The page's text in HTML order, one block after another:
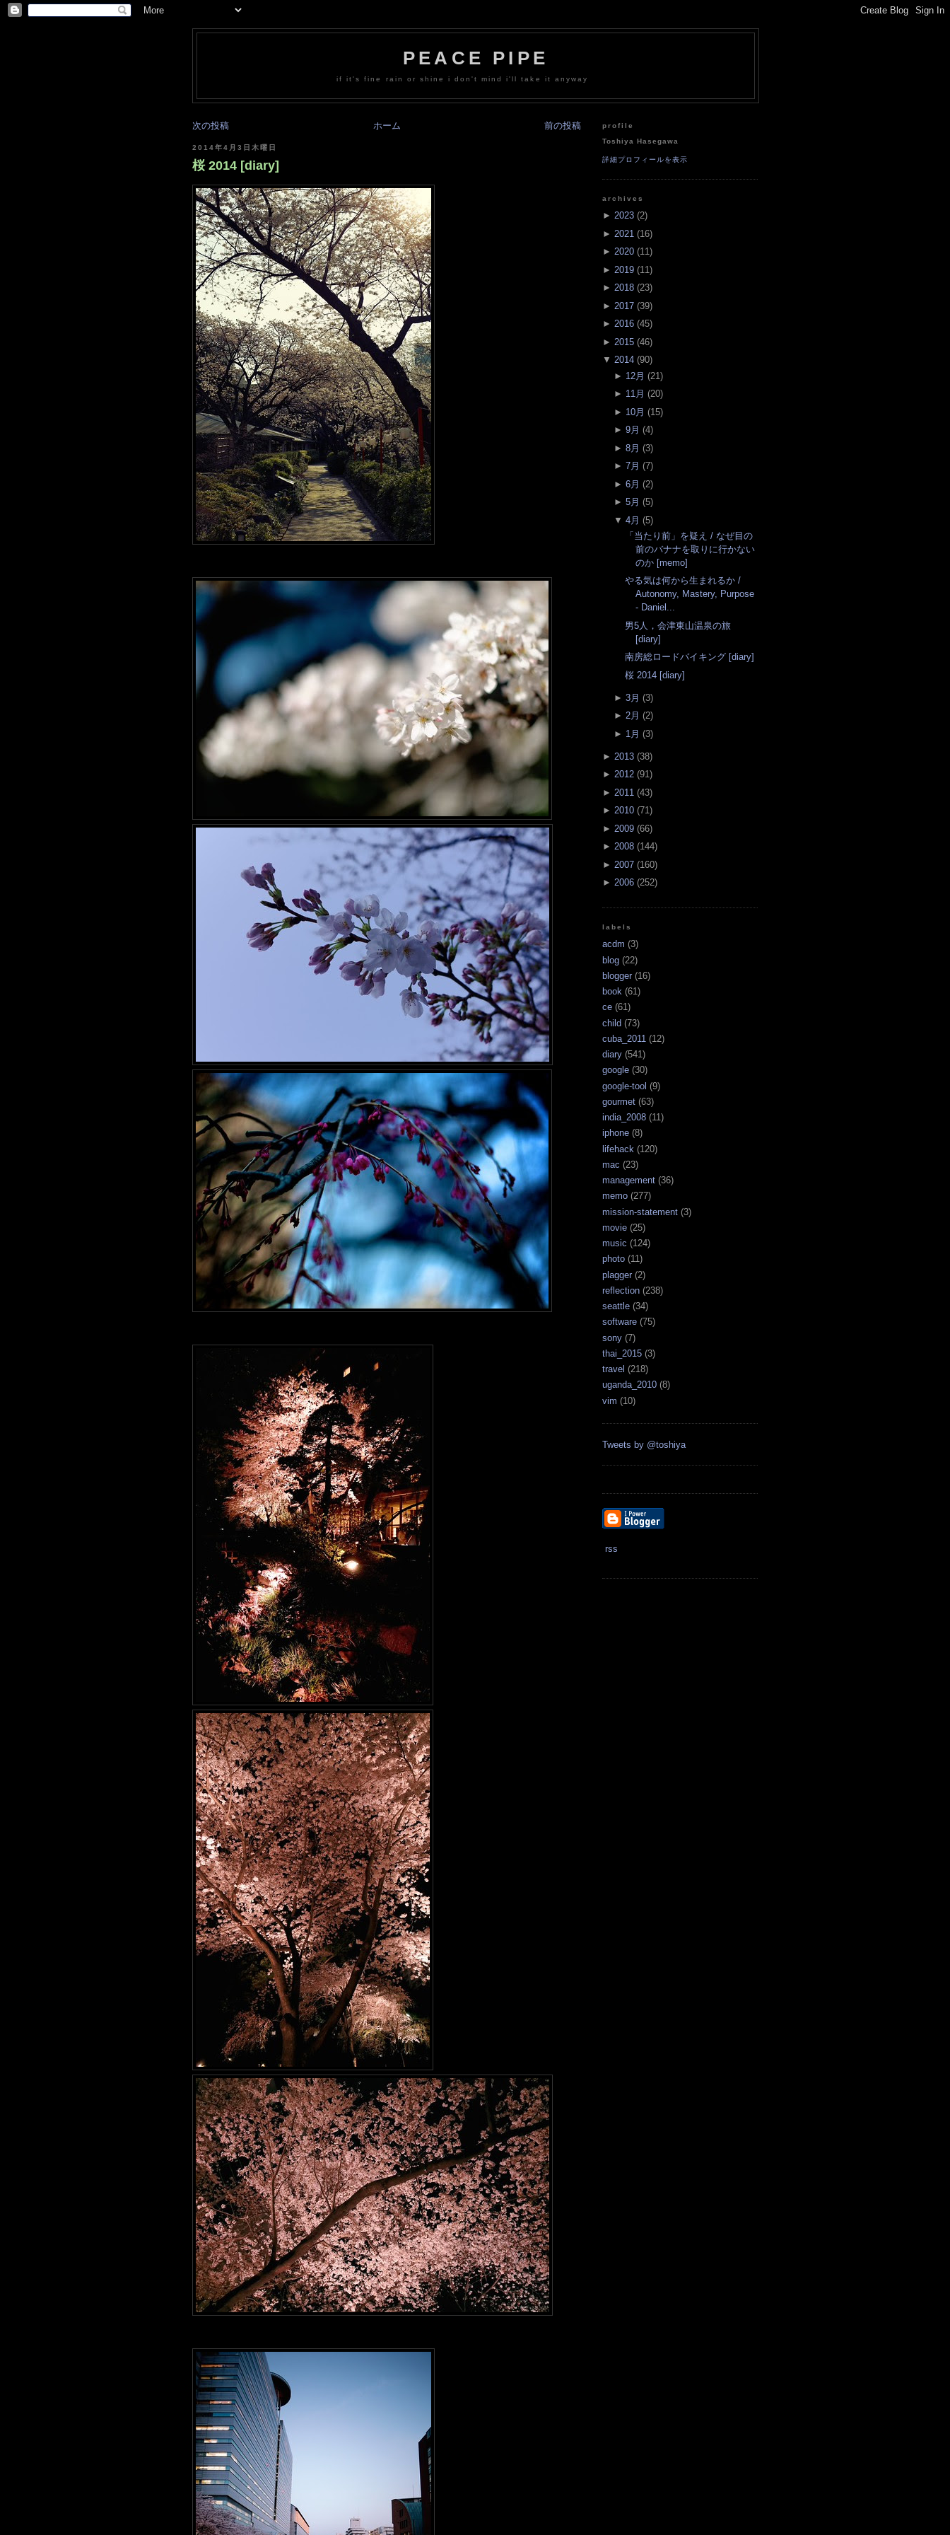
PEACE PIPE
if it's fine rain or shine i don't mind i'll take it anyway
次の投稿 前の投稿
ホーム
2014年4月3日木曜日
桜 2014 [diary]
profile
Toshiya Hasegawa
詳細プロフィールを表示
archives
► 2023 (2)
► 2021 (16)
► 2020 (11)
► 2019 (11 )
► 2018 (23)
► 2017 (39)
► 2016 (45)
► 2015 (46)
▼ 2014 (90)
► 12月 (21)
► 11月 (20)
► 10月 (15)
► 9月 (4)
► 8月 (3)
► 7月 (7)
► 6月 (2)
► 5月 (5)
▼ 4月 (5)
「当たり前」を疑え / なぜ目の
前のバナナを取りに行かない
のか [memo]
やる気は何から生まれるか /
Autonomy, Mastery, Purpose
- Daniel...
男5人，会津東山温泉の旅
[diary]
南房総ロードバイキング [diary]
桜 2014 [diary]
► 3月 (3)
► 2月 (2)
► 1月 (3)
► 2013 (38)
► 2012 (91)
► 2011 (43)
► 2010 (71)
► 2009 (66)
► 2008 (144)
► 2007 (160)
► 2006 (252)
labels
acdm (3)
blog (22)
blogger (16)
book (61)
ce (61)
child (73)
cuba_2011 (12)
diary (541)
google (30)
google-tool (9)
gourmet (63)
india_2008 (11)
iphone (8)
lifehack (120)
mac (23)
management (36)
memo (277)
mission-statement (3)
movie (25)
music (124)
photo (11)
plagger (2)
reflection (238)
seattle (34)
software (75)
sony (7)
thai_2015 (3)
travel (218)
uganda_2010 (8)
vim (10)
Tweets by @toshiya
rss